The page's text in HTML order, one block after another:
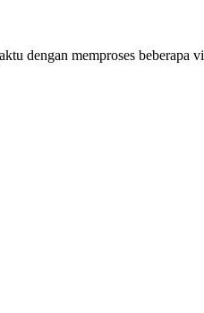
dengan memproses beberapa